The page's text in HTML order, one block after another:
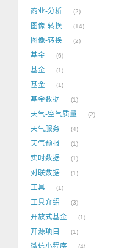
商业-分析 2
图像-转换 14
图像-转换 2
基金 6
基金 1
基金 1
基金数据 1
天气-空气质量 2
天气服务 4
天气预报 1
实时数据 1
对联数据 1
工具 1
工具介绍 3
开放式基金 1
开源项目 1
微信小程序 4